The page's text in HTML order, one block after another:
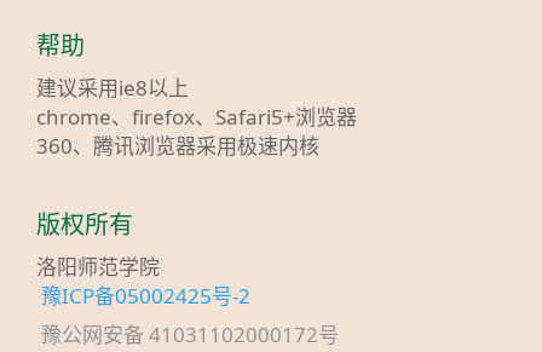
帮助
建议采用ie8以上
chrome、firefox、Safari5+浏览器
360、腾讯浏览器采用极速内核
版权所有
洛阳师范学院
豫ICP备05002425号-2
豫公网安备 41031102000172号